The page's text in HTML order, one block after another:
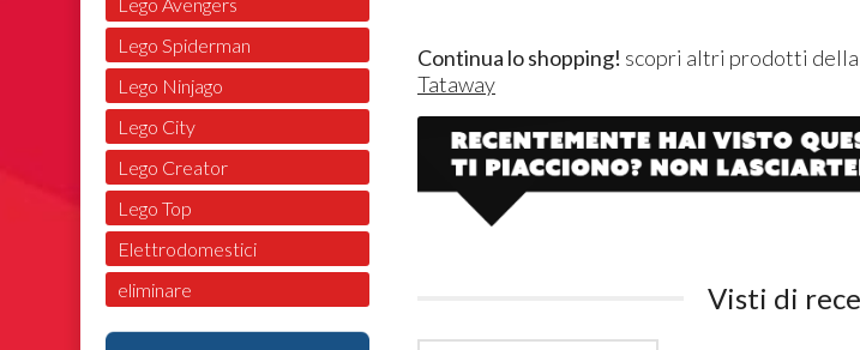
Continua lo shopping! scopri altri prodotti della
Tataway
Visti di
Lego Spiderman
Lego Ninjago
Lego City
Lego Creator
Lego Top
Elettrodomestici
eliminare